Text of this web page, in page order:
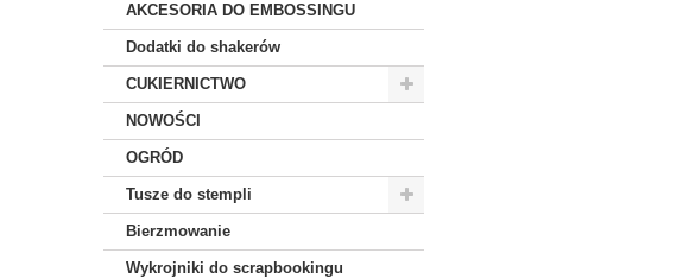
AKCESORIA DO EMBOSSINGU
Dodatki do shakerów
CUKIERNICTWO
NOWOŚCI
OGRÓD
Tusze do stempli
Bierzmowanie
Wykrojniki do scrapbookingu